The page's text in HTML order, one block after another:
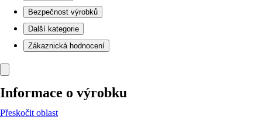
Bezpečnost výrobků
Další kategorie
Zákaznická hodnocení
Informace o výrobku
Přeskočit oblast